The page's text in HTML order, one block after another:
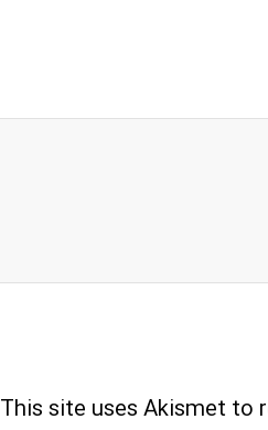
This site uses Akismet to